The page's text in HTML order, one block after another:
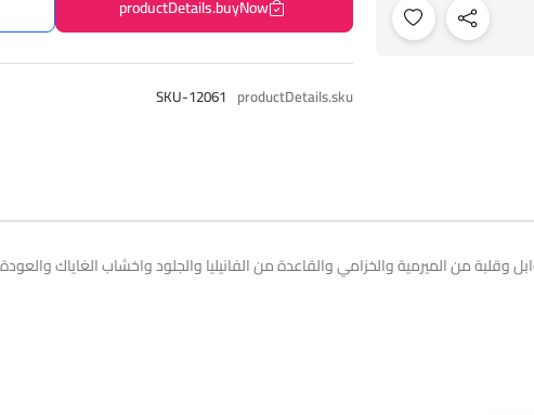
productDetails.buyNow
productDetails.sku
SKU-12061